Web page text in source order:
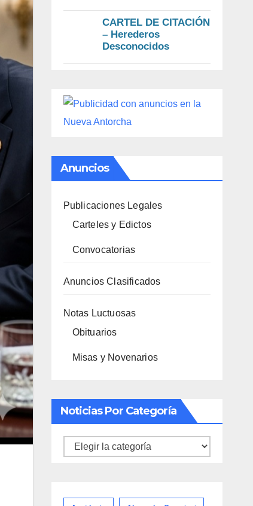
CARTEL DE CITACIÓN
– Herederos
Desconocidos
Anuncios
Publicaciones Legales
Carteles y Edictos
Convocatorias
Anuncios Clasificados
Notas Luctuosas
Obituarios
Misas y Novenarios
Noticias Por Categoría
Noticias